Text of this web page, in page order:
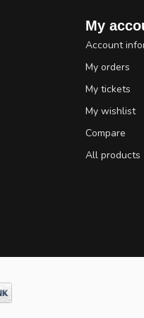
My
Account
My orders
My tickets
My wishlist
Compare
All products